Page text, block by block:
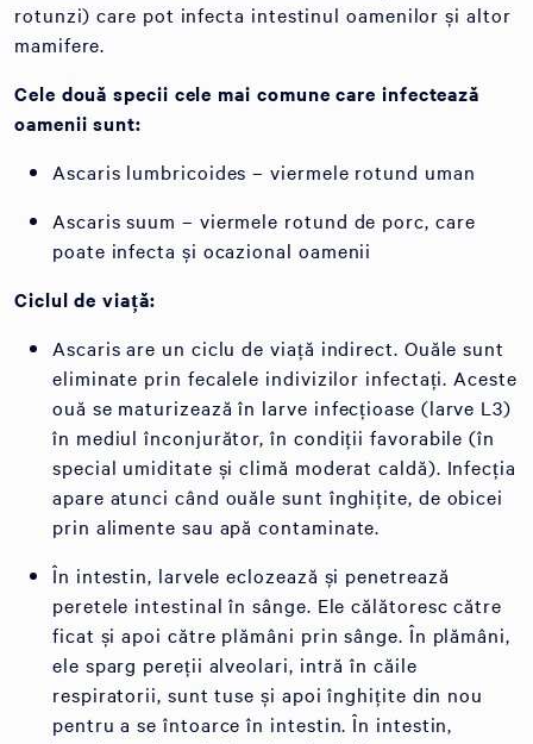
rotunzi) care pot infecta intestinul oamenilor și altor
mamifere.
Cele două specii cele mai comune care infectează
oamenii sunt:
Ascaris lumbricoides – viermele rotund uman
Ascaris suum – viermele rotund de porc, care
poate infecta și ocazional oamenii
Ciclul de viață:
Ascaris are un ciclu de viață indirect. Ouăle sunt
eliminate prin fecalele indivizilor infectați. Aceste
ouă se maturizează în larve infecțioase (larve L3)
în mediul înconjurător, în condiții favorabile (în
special umiditate și climă moderat caldă). Infecția
apare atunci când ouăle sunt înghițite, de obicei
prin alimente sau apă contaminate.
În intestin, larvele eclozează și penetrează
peretele intestinal în sânge. Ele călătoresc către
ficat și apoi către plămâni prin sânge. În plămâni,
ele sparg pereții alveolari, intră în căile
respiratorii, sunt tuse și apoi înghițite din nou
pentru a se întoarce în intestin. În intestin,